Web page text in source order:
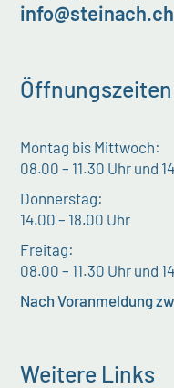
info@steinach.ch
Öffnungszeiten
Montag bis Mittwoch:
08.00 – 11.30 Uhr und
Donnerstag:
14.00 – 18.00 Uhr
Freitag:
08.00 – 11.30 Uhr und
Nach Voranmeldung
Weitere Links